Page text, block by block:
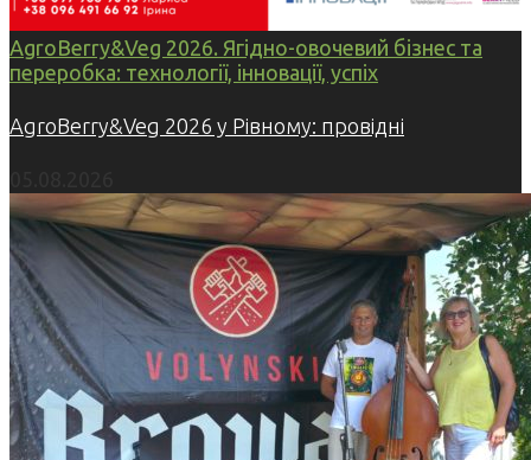
AgroBerry&Veg 2026. Ягідно-овочевий бізнес та
переробка: технології, інновації, успіх
AgroBerry&Veg 2026 у Рівному: провідні